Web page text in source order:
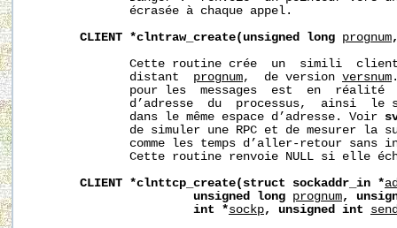
              écrasée à chaque appel.
CLIENT *clntraw_create(unsigned long prognum
Cette routine crée  un  simili
              distant
prognum,  de version versnum
pour les  messages  est  en  réalité
d’adresse  du  processus,  ainsi  le
              dans le même espace d’adresse. Voir
de simuler une RPC et de mesurer la
comme les temps d’aller-retour sans
Cette routine renvoie NULL si elle
CLIENT *clnttcp_create(struct sockaddr_in *
unsigned
long prognum,
int
*sockp, unsigned int